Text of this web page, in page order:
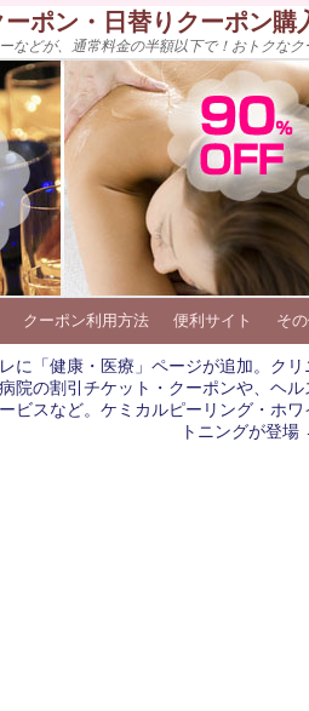
ポン・日替りクーポン購
などが、通常料金の半額以下で！おトクな
クーポン利用方法 便利サイト そ
に「健康・医療」ページが追加。クリ
院の割引チケット・クーポンや、ヘル
ビスなど。ケミカルピーリング・ホワ
トニングが登場